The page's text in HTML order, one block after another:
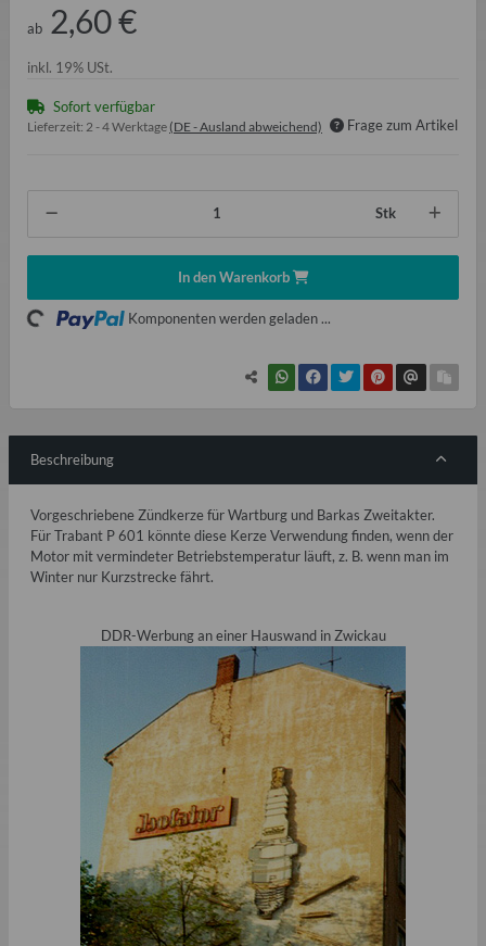
ab 2,60 €
inkl. 19% USt.
Sofort verfügbar
Lieferzeit: 2 - 4 Werktage (DE - Ausland abweichend) Frage zum Artikel
Stk
In den Warenkorb
Loading... Komponenten werden geladen ...
Beschreibung
Vorgeschriebene Zündkerze für Wartburg und Barkas Zweitakter.
Für Trabant P 601 könnte diese Kerze Verwendung finden, wenn der
Motor mit vermindeter Betriebstemperatur läuft, z. B. wenn man im
Winter nur Kurzstrecke fährt.
DDR-Werbung an einer Hauswand in Zwickau